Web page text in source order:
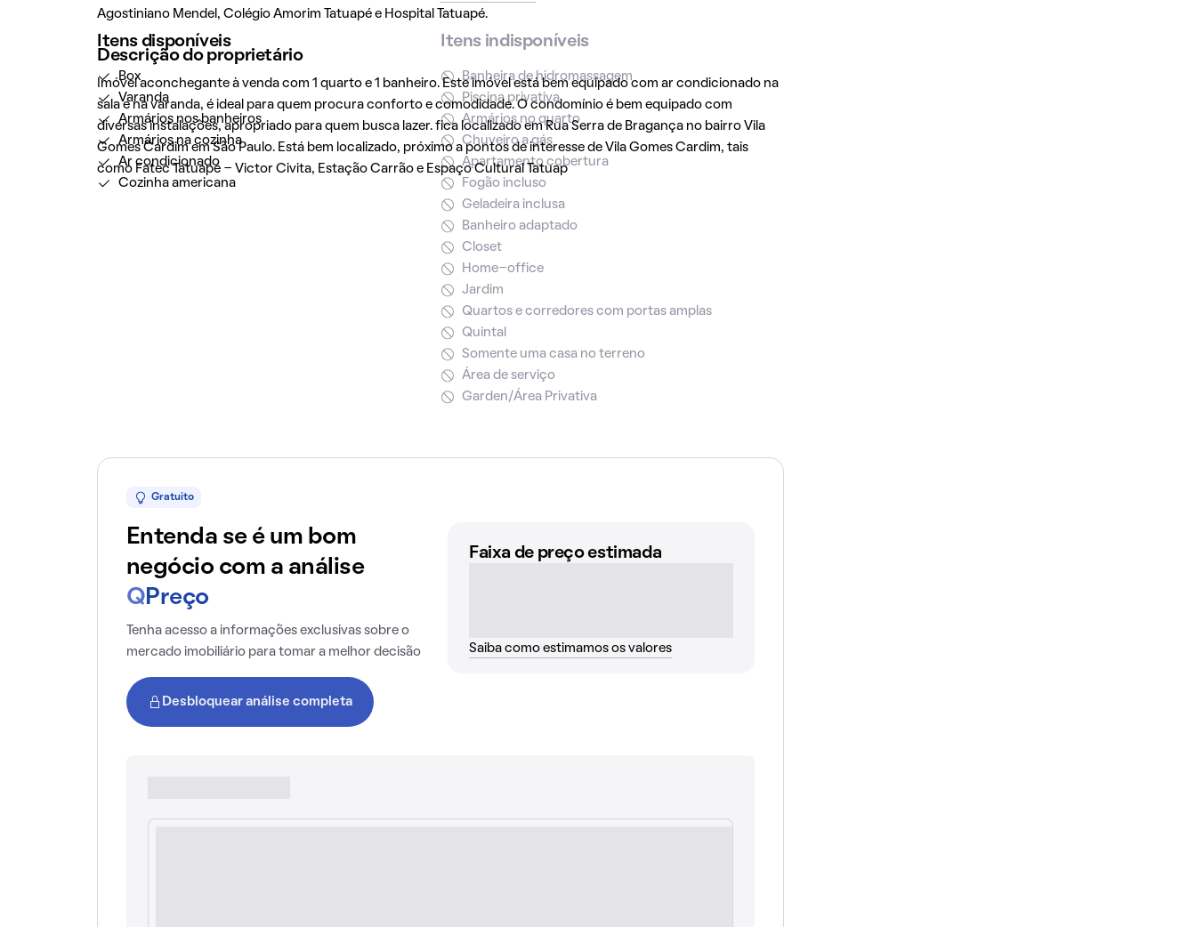
Agostiniano Mendel, Colégio Amorim Tatuapé e Hospital Tatuapé.
Descrição do proprietário
Imóvel aconchegante à venda com 1 quarto e 1 banheiro. Este imóvel está bem equipado com ar condicionado na
sala e na varanda, é ideal para quem procura conforto e comodidade. O condomínio é bem equipado com
diversas instalações, apropriado para quem busca lazer. fica localizado em Rua Serra de Bragança no bairro Vila
Gomes Cardim em São Paulo. Está bem localizado, próximo a pontos de interesse de Vila Gomes Cardim, tais
como Fatec Tatuapé - Victor Civita, Estação Carrão e Espaço Cultural Tatuap
Itens disponíveis
Box
Varanda
Armários nos banheiros
Armários na cozinha
Ar condicionado
Cozinha americana
Itens indisponíveis
Banheira de hidromassagem
Piscina privativa
Armários no quarto
Chuveiro a gás
Apartamento cobertura
Fogão incluso
Geladeira inclusa
Banheiro adaptado
Closet
Home-office
Jardim
Quartos e corredores com portas amplas
Quintal
Somente uma casa no terreno
Área de serviço
Garden/Área Privativa
Gratuito
Entenda se é um bom
negócio com a análise
Q Preço
Tenha acesso a informações exclusivas sobre o
mercado imobiliário para tomar a melhor decisão
Desbloquear análise completa
Faixa de preço estimada
Saiba como estimamos os valores